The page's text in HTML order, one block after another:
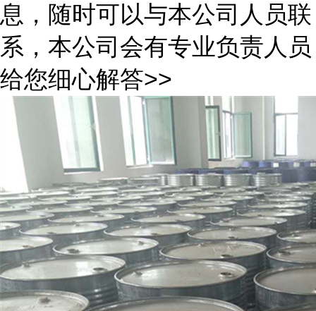
息，随时可以与本公司人员联
系，本公司会有专业负责人员
给您细心解答>>